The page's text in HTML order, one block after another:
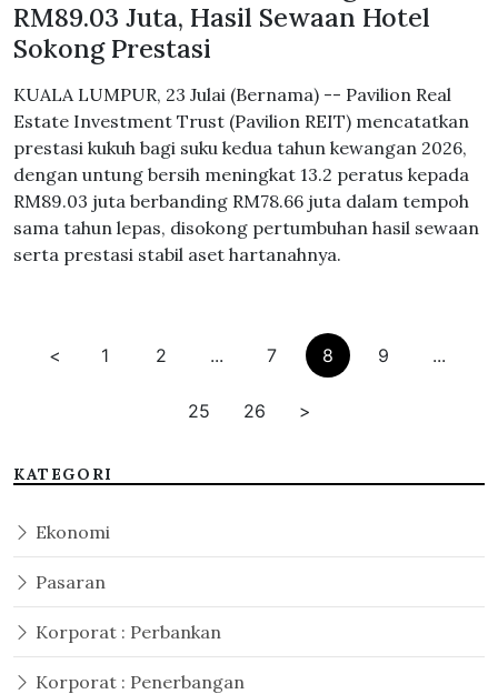
RM89.03 Juta, Hasil Sewaan Hotel
Sokong Prestasi
KUALA LUMPUR, 23 Julai (Bernama) -- Pavilion Real
Estate Investment Trust (Pavilion REIT) mencatatkan
prestasi kukuh bagi suku kedua tahun kewangan 2026,
dengan untung bersih meningkat 13.2 peratus kepada
RM89.03 juta berbanding RM78.66 juta dalam tempoh
sama tahun lepas, disokong pertumbuhan hasil sewaan
serta prestasi stabil aset hartanahnya.
< 1 2 ... 7 8 9 ...
25 26 >
KATEGORI
Ekonomi
Pasaran
Korporat : Perbankan
Korporat : Penerbangan